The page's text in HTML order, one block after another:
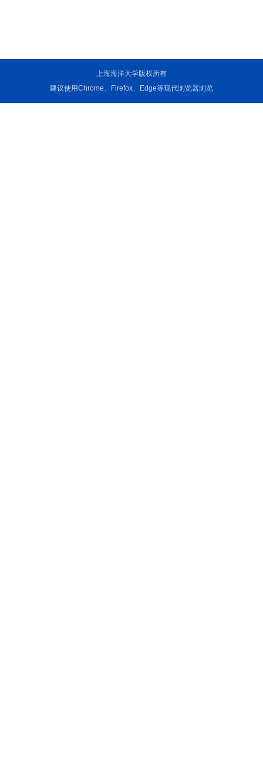
上海海洋大学版权所有
建议使用Chrome、Firefox、Edge等现代浏览器浏览